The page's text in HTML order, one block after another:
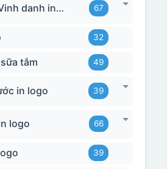
Biểu trưng - Vinh danh in logo 67
32
tắm 49
in logo 39
logo 66
39